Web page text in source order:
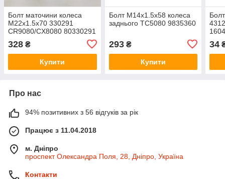
Болт маточини колеса
М22х1.5х70 330291
CR9080/CX8080 80330291
328 ₴
Купити
Болт М14х1.5х58 колеса
заднього TC5080 9835360
293₴
Купити
34
Про нас
94% позитивних з 56 відгуків за рік
Працює з 11.04.2018
м. Дніпро
проспект Олександра Поля, 28, Дніпро, Україна
Контакти